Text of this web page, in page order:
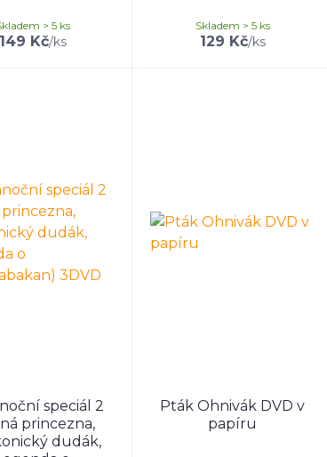
Kč/ks
> 5 ks
129 Kč/ks
Skladem > 5 ks
speciál 2
princezna,
dudák,
Pták Ohnivák DVD v
papíru